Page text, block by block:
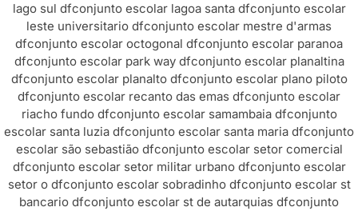
lago sul dfconjunto escolar lagoa santa dfconjunto escolar
leste universitario dfconjunto escolar mestre d'armas
dfconjunto escolar octogonal dfconjunto escolar paranoa
dfconjunto escolar park way dfconjunto escolar planaltina
dfconjunto escolar planalto dfconjunto escolar plano piloto
dfconjunto escolar recanto das emas dfconjunto escolar
riacho fundo dfconjunto escolar samambaia dfconjunto
escolar santa luzia dfconjunto escolar santa maria dfconjunto
escolar são sebastião dfconjunto escolar setor comercial
dfconjunto escolar setor militar urbano dfconjunto escolar
setor o dfconjunto escolar sobradinho dfconjunto escolar st
bancario dfconjunto escolar st de autarquias dfconjunto